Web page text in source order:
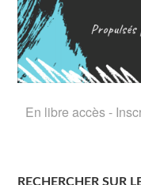
En libre accès -
RECHERCHER SUR